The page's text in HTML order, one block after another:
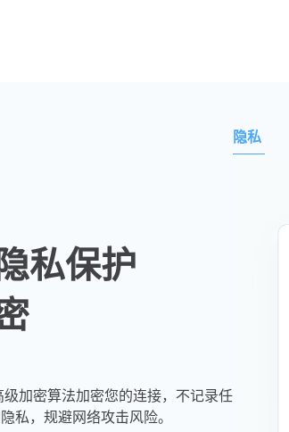
隐私
私保护
加密算法加密您的连接，不记录任
私，规避网络攻击风险。